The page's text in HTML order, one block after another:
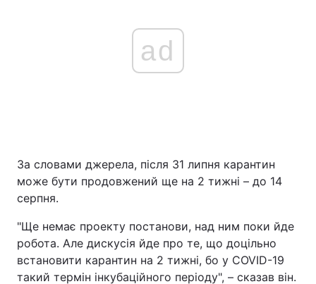
ad
За словами джерела, після 31 липня карантин
може бути продовжений ще на 2 тижні – до 14
серпня.
"Ще немає проекту постанови, над ним поки йде
робота. Але дискусія йде про те, що доцільно
встановити карантин на 2 тижні, бо у COVID-19
такий термін інкубаційного періоду", – сказав він.